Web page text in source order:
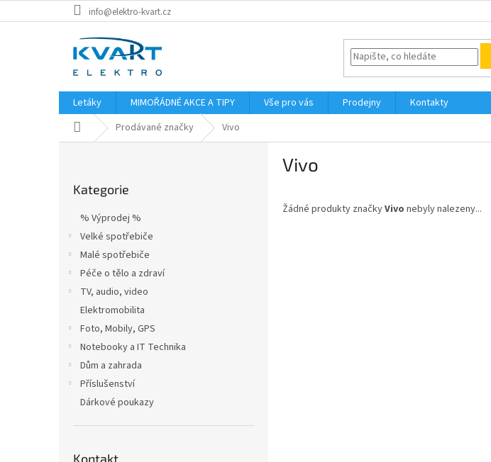
na
info@elektro-kvart.cz
Letáky MIMOŘÁDNÉ AKCE A TIPY Vše pro vás Prodejny
Kontakty
Domů Prodávané značky Vivo
kategorie
Kategorie
% Výprodej %
Velké spotřebiče
Malé spotřebiče
Péče o tělo a zdraví
TV, audio, video
Elektromobilita
Foto, Mobily, GPS
Notebooky a IT Technika
Dům a zahrada
Příslušenství
Dárkové poukazy
Kontakt
Vivo
Žádné produkty značkyVivo nebyly nalezeny...